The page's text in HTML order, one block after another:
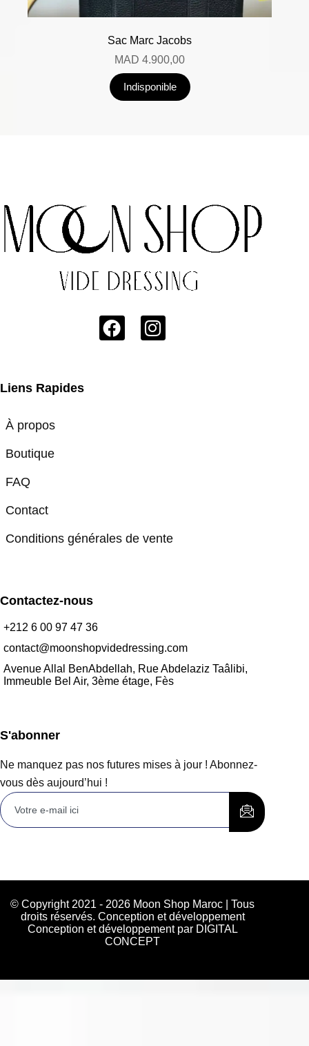
Sac Marc Jacobs
MAD 4.900,00
Indisponible
Liens Rapides
À propos
Boutique
FAQ
Contact
Conditions générales de vente
Contactez-nous
+212 6 00 97 47 36
contact@moonshopvidedressing.com
Avenue Allal BenAbdellah, Rue Abdelaziz Taâlibi,
Immeuble Bel Air, 3ème étage, Fès
S'abonner
Ne manquez pas nos futures mises à jour ! Abonnez-
vous dès aujourd’hui !
© Copyright 2021 - 2026 Moon Shop Maroc | Tous
droits réservés. Conception et développement
Conception et développement par DIGITAL
CONCEPT